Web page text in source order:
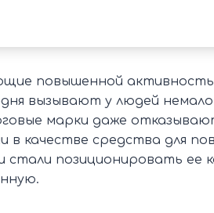
повышенной
вызывают у людей
марки даже
в качестве средства для
стали позиционировать ее